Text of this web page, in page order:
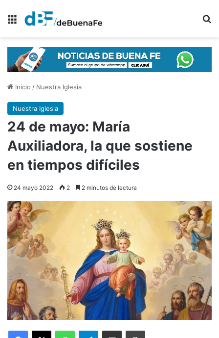
Menú
Inicio / Nuestra Iglesia
Nuestra Iglesia
24 de mayo: María
Auxiliadora, la que sostiene
en tiempos difíciles
24 mayo 2022 2 2 minutos de lectura
Telegram